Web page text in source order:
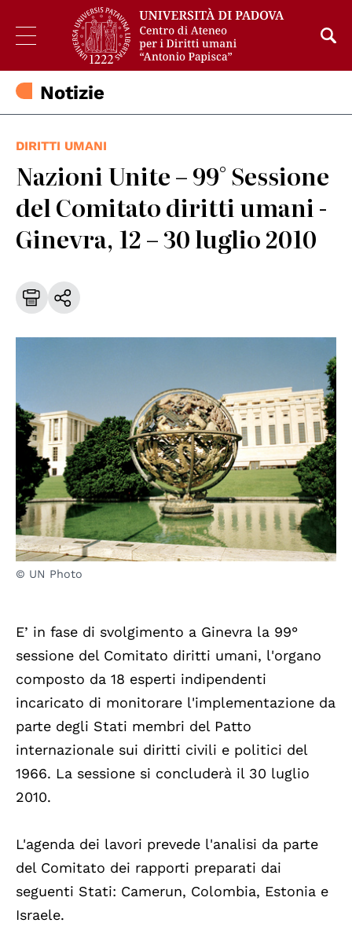
Notizie
DIRITTI UMANI
Nazioni Unite – 99° Sessione
del Comitato diritti umani -
Ginevra, 12 – 30 luglio 2010
© UN Photo
E’ in fase di svolgimento a Ginevra la 99°
sessione del Comitato diritti umani, l'organo
composto da 18 esperti indipendenti
incaricato di monitorare l'implementazione da
parte degli Stati membri del Patto
internazionale sui diritti civili e politici del
1966. La sessione si concluderà il 30 luglio
2010.
L'agenda dei lavori prevede l'analisi da parte
del Comitato dei rapporti preparati dai
seguenti Stati: Camerun, Colombia, Estonia e
Israele.